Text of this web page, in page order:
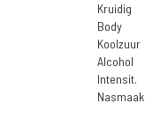
Kruidig
Body
Koolzuur
Alcohol
Intensit.
Nasmaak